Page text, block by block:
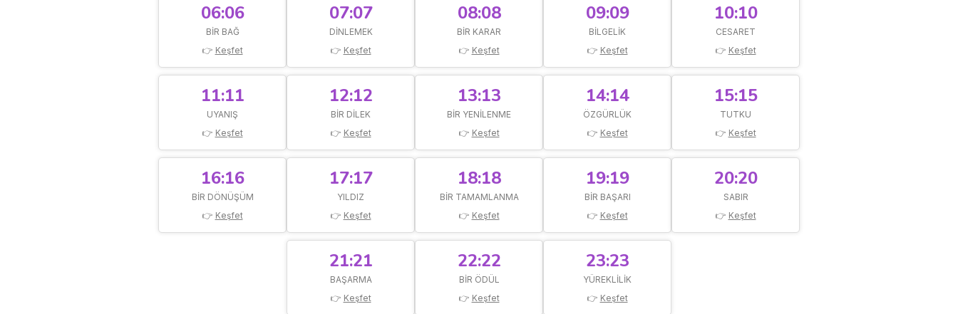
06:06
BIR BAĞ
👉 Keşfet
07:07
DINLEMEK
👉 Keşfet
08:08
BIR KARAR
👉 Keşfet
09:09
BILGELIK
👉 Keşfet
10:10
CESARET
👉 Keşfet
11:11
UYANIŞ
👉 Keşfet
12:12
BIR DILEK
👉 Keşfet
13:13
BIR YENILENME
👉 Keşfet
14:14
ÖZGÜRLÜK
👉 Keşfet
15:15
TUTKU
👉 Keşfet
16:16
BIR DÖNÜŞÜM
👉 Keşfet
17:17
YILDIZ
👉 Keşfet
18:18
BIR TAMAMLANMA
👉 Keşfet
19:19
BIR BAŞARI
👉 Keşfet
20:20
SABIR
👉 Keşfet
21:21
BAŞARMA
👉 Keşfet
22:22
BIR ÖDÜL
👉 Keşfet
23:23
YÜREKLILIK
👉 Keşfet